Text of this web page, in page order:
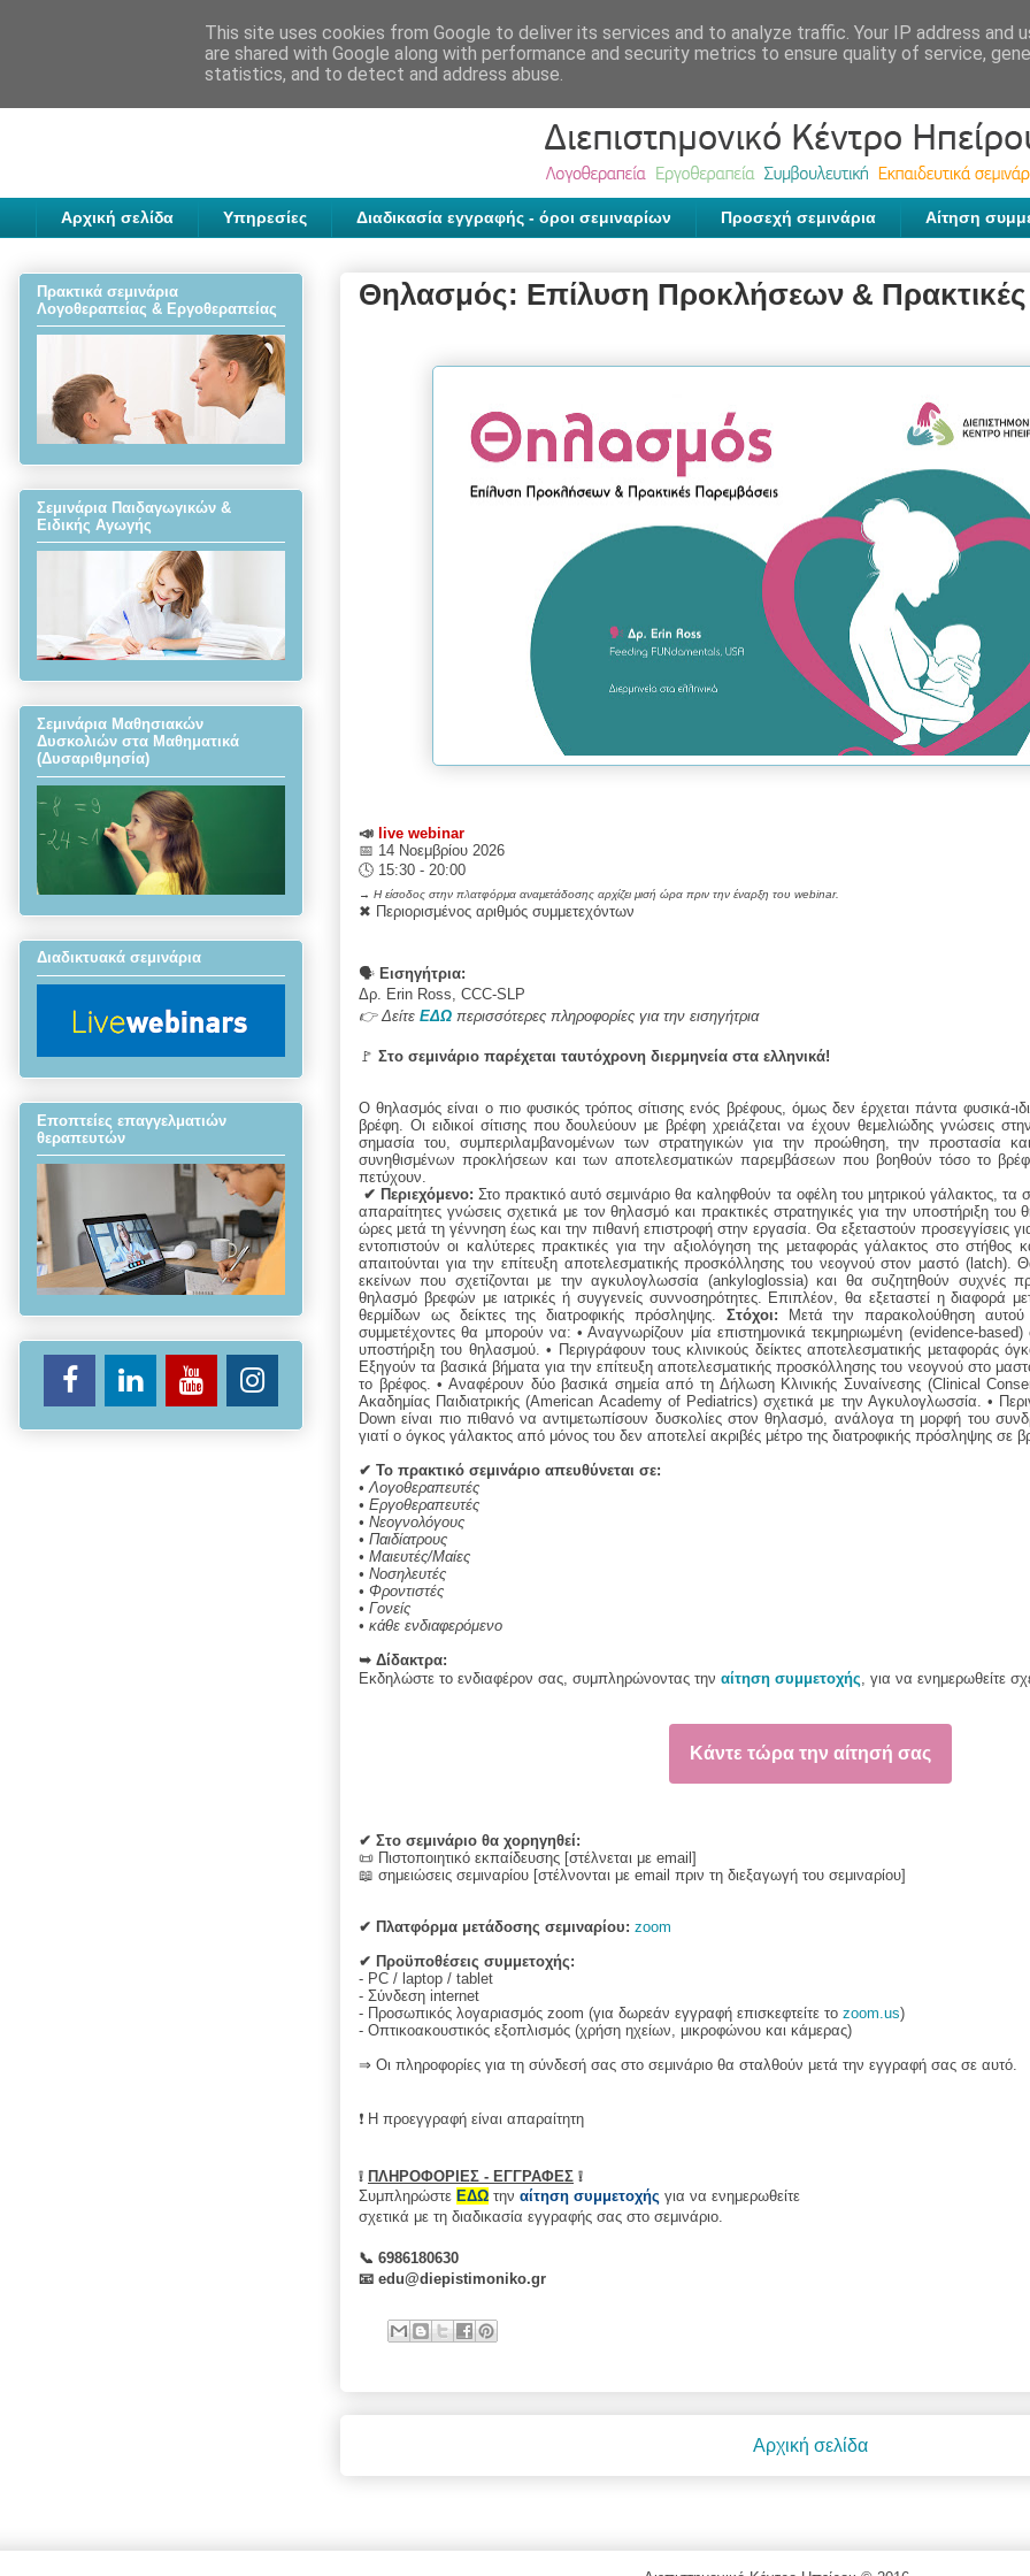
Αρχική σελίδα Υπηρεσίες Διαδικασία εγγραφής - όροι σεμιναρίων Προσεχή σεμινάρια Αίτηση
Θηλασμός: Επίλυση Προκλήσεων & Πρακτικές
📣 live webinar
📅 14 Νοεμβρίου 2026
🕓 15:30 - 20:00
→ Η είσοδος στην πλατφόρμα αναμετάδοσης αρχίζει μισή ώρα πριν την έναρξη του webinar.
✖ Περιορισμένος αριθμός συμμετεχόντων
🗣 Εισηγήτρια:
Δρ.
Erin Ross, CCC-SLP
👉 Δείτε ΕΔΩ περισσότερες πληροφορίες για την εισηγήτρια
🚩 Στο σεμινάριο παρέχεται ταυτόχρονη διερμηνεία στα ελληνικά!
Ο θηλασμός είναι ο πιο φυσικός τρόπος σίτισης ενός βρέφους, όμως δεν έρχεται πάντα φυσικά-
βρέφη. Οι ειδικοί σίτισης που δουλεύουν με βρέφη χρειάζεται να έχουν θεμελιώδης γνώσεις
σημασία του, συμπεριλαμβανομένων των στρατηγικών για την προώθηση, την προστασία
συνηθισμένων προκλήσεων και των αποτελεσματικών παρεμβάσεων που βοηθούν τόσο το
πετύχουν.
✔ Περιεχόμενο:Στο πρακτικό αυτό σεμινάριο θα καληφθούν τα οφέλη του μητρικού γάλακτος, τα
απαραίτητες γνώσεις σχετικά με τον θηλασμό και πρακτικές στρατηγικές για την υποστήριξη του
ώρες μετά τη γέννηση έως και την πιθανή επιστροφή στην εργασία. Θα εξεταστούν προσεγγίσεις
εντοπιστούν οι καλύτερες πρακτικές για την αξιολόγηση της μεταφοράς γάλακτος στο
απαιτούνται για την επίτευξη αποτελεσματικής προσκόλλησης του νεογνού στον μαστό (latch).
εκείνων που σχετίζονται με την αγκυλογλωσσία (ankyloglossia) και θα συζητηθούν συχνές
θηλασμό βρεφών με ιατρικές ή συγγενείς συννοσηρότητες. Επιπλέον, θα εξεταστεί η διαφορά
θερμίδων ως δείκτες της διατροφικής πρόσληψης.
Στόχοι:
Μετά την παρακολούθηση αυτού
συμμετέχοντες θα μπορούν να: • Αναγνωρίζουν μία επιστημονικά τεκμηριωμένη (evidence-based)
υποστήριξη του θηλασμού. • Περιγράφουν τους κλινικούς δείκτες αποτελεσματικής μεταφοράς
Εξηγούν τα βασικά βήματα για την επίτευξη αποτελεσματικής προσκόλλησης του νεογνού στο
το βρέφος. • Αναφέρουν δύο βασικά σημεία από τη Δήλωση Κλινικής Συναίνεσης (Clinical
Ακαδημίας Παιδιατρικής (American Academy of Pediatrics) σχετικά με την Αγκυλογλωσσία. •
Down είναι πιο πιθανό να αντιμετωπίσουν δυσκολίες στον θηλασμό, ανάλογα τη μορφή του
γιατί ο όγκος γάλακτος από μόνος του δεν αποτελεί ακριβές μέτρο της διατροφικής πρόσληψης σε
✔ Το πρακτικό σεμινάριο απευθύνεται σε:
• Λογοθεραπευτές
• Εργοθεραπευτές
• Νεογνολόγους
• Παιδίατρους
• Μαιευτές/Μαίες
• Νοσηλευτές
• Φροντιστές
• Γονείς
• κάθε ενδιαφερόμενο
➥ Δίδακτρα:
Εκδηλώστε το ενδιαφέρον σας, συμπληρώνοντας την αίτηση συμμετοχής , για να ενημερωθείτε
Κάντε τώρα την αίτησή σας
✔ Στο σεμινάριο θα χορηγηθεί:
📜 Πιστοποιητικό εκπαίδευσης [στέλνεται με email]
📖 σημειώσεις σεμιναρίου [στέλνονται με email πριν τη διεξαγωγή του σεμιναρίου]
✔ Πλατφόρμα μετάδοσης σεμιναρίου: zoom
✔ Προϋποθέσεις συμμετοχής:
- PC / laptop / tablet
- Σύνδεση internet
- Προσωπικός λογαριασμός zoom (για δωρεάν εγγραφή επισκεφτείτε το zoom.us)
- Οπτικοακουστικός εξοπλισμός (χρήση ηχείων, μικροφώνου και κάμερας)
⇒ Οι πληροφορίες για τη σύνδεσή σας στο σεμινάριο θα σταλθούν μετά την εγγραφή σας σε αυτό.
❗ H προεγγραφή είναι απαραίτητη
❕ ΠΛΗΡΟΦΟΡΙΕΣ - ΕΓΓΡΑΦΕΣ ❕
Συμπληρώστε ΕΔΩ την αίτηση συμμετοχής για να ενημερωθείτε
σχετικά με τη διαδικασία εγγραφής σας στο σεμινάριο.
📞 6986180630
📧 edu@diepistimoniko.gr
Αρχική σελίδα
Πρακτικά σεμινάρια
Λογοθεραπείας & Εργοθεραπείας
Σεμινάρια Παιδαγωγικών &
Ειδικής Αγωγής
Σεμινάρια Μαθησιακών
Δυσκολιών στα Μαθηματικά
(Δυσαριθμησία)
Διαδικτυακά σεμινάρια
Εποπτείες επαγγελματιών
θεραπευτών
This site uses cookies from Google to deliver its services and to analyze traffic. Your IP address and
are shared with Google along with performance and security metrics to ensure quality of service,
statistics, and to detect and address abuse.